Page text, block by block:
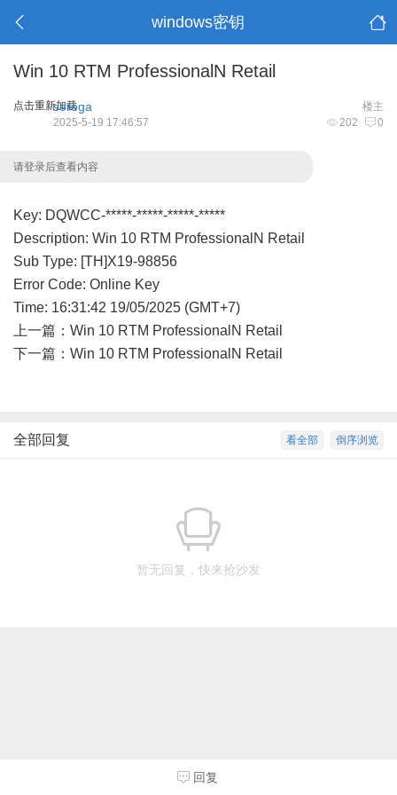
windows密钥
Win 10 RTM ProfessionalN Retail
点击重新加载 楼主
serega
202 0
2025-5-19 17:46:57
请登录后查看内容
Key: DQWCC-*****-*****-*****-*****
Description: Win 10 RTM ProfessionalN Retail
Sub Type: [TH]X19-98856
Error Code: Online Key
Time: 16:31:42 19/05/2025 (GMT+7)
上一篇： Win 10 RTM ProfessionalN Retail
下一篇： Win 10 RTM ProfessionalN Retail
倒序浏览
看全部
全部回复
暂无回复，快来抢沙发
回复